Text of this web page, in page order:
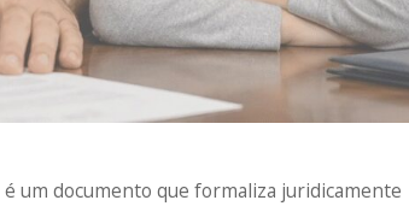
é um documento que formaliza juridicamente